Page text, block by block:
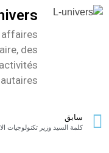
des
سابق